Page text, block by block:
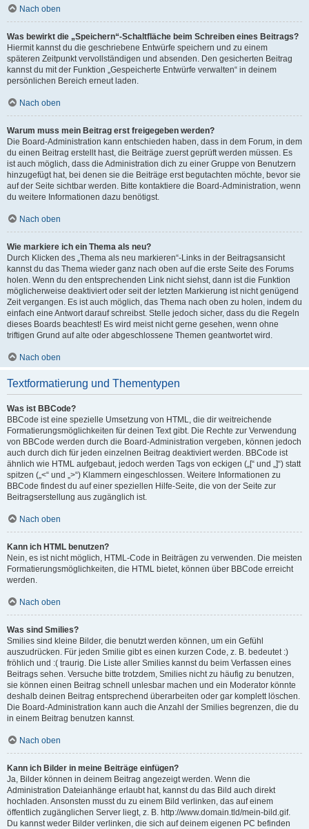
Nach oben
Was bewirkt die „Speichern“-Schaltfläche beim Schreiben eines Beitrags?
Hiermit kannst du die geschriebene Entwürfe speichern und zu einem
späteren Zeitpunkt vervollständigen und absenden. Den gesicherten Beitrag
kannst du mit der Funktion „Gespeicherte Entwürfe verwalten“ in deinem
persönlichen Bereich erneut laden.
Nach oben
Warum muss mein Beitrag erst freigegeben werden?
Die Board-Administration kann entschieden haben, dass in dem Forum, in dem
du einen Beitrag erstellt hast, die Beiträge zuerst geprüft werden müssen. Es
ist auch möglich, dass die Administration dich zu einer Gruppe von Benutzern
hinzugefügt hat, bei denen sie die Beiträge erst begutachten möchte, bevor sie
auf der Seite sichtbar werden. Bitte kontaktiere die Board-Administration, wenn
du weitere Informationen dazu benötigst.
Nach oben
Wie markiere ich ein Thema als neu?
Durch Klicken des „Thema als neu markieren“-Links in der Beitragsansicht
kannst du das Thema wieder ganz nach oben auf die erste Seite des Forums
holen. Wenn du den entsprechenden Link nicht siehst, dann ist die Funktion
möglicherweise deaktiviert oder seit der letzten Markierung ist nicht genügend
Zeit vergangen. Es ist auch möglich, das Thema nach oben zu holen, indem du
einfach eine Antwort darauf schreibst. Stelle jedoch sicher, dass du die Regeln
dieses Boards beachtest! Es wird meist nicht gerne gesehen, wenn ohne
triftigen Grund auf alte oder abgeschlossene Themen geantwortet wird.
Nach oben
Textformatierung und Thementypen
Was ist BBCode?
BBCode ist eine spezielle Umsetzung von HTML, die dir weitreichende
Formatierungsmöglichkeiten für deinen Text gibt. Die Rechte zur Verwendung
von BBCode werden durch die Board-Administration vergeben, können jedoch
auch durch dich für jeden einzelnen Beitrag deaktiviert werden. BBCode ist
ähnlich wie HTML aufgebaut, jedoch werden Tags von eckigen („[“ und „]“) statt
spitzen („<“ und „>“) Klammern eingeschlossen. Weitere Informationen zu
BBCode findest du auf einer speziellen Hilfe-Seite, die von der Seite zur
Beitragserstellung aus zugänglich ist.
Nach oben
Kann ich HTML benutzen?
Nein, es ist nicht möglich, HTML-Code in Beiträgen zu verwenden. Die meisten
Formatierungsmöglichkeiten, die HTML bietet, können über BBCode erreicht
werden.
Nach oben
Was sind Smilies?
Smilies sind kleine Bilder, die benutzt werden können, um ein Gefühl
auszudrücken. Für jeden Smilie gibt es einen kurzen Code, z. B. bedeutet :)
fröhlich und :( traurig. Die Liste aller Smilies kannst du beim Verfassen eines
Beitrags sehen. Versuche bitte trotzdem, Smilies nicht zu häufig zu benutzen,
sie können einen Beitrag schnell unlesbar machen und ein Moderator könnte
deshalb deinen Beitrag entsprechend überarbeiten oder gar komplett löschen.
Die Board-Administration kann auch die Anzahl der Smilies begrenzen, die du
in einem Beitrag benutzen kannst.
Nach oben
Kann ich Bilder in meine Beiträge einfügen?
Ja, Bilder können in deinem Beitrag angezeigt werden. Wenn die
Administration Dateianhänge erlaubt hat, kannst du das Bild auch direkt
hochladen. Ansonsten musst du zu einem Bild verlinken, das auf einem
öffentlich zugänglichen Server liegt, z. B. http://www.domain.tld/mein-bild.gif.
Du kannst weder Bilder verlinken, die sich auf deinem eigenen PC befinden